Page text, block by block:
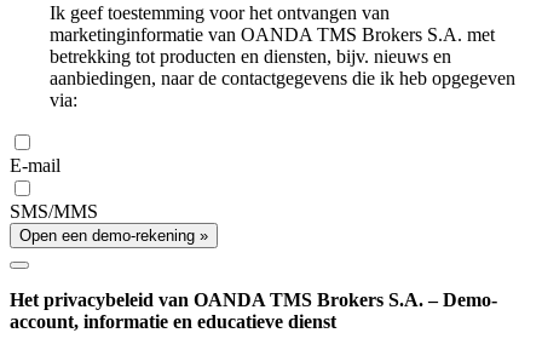
Ik geef toestemming voor het ontvangen van
marketinginformatie van OANDA TMS Brokers S.A. met
betrekking tot producten en diensten, bijv. nieuws en
aanbiedingen, naar de contactgegevens die ik heb opgegeven
via:
E-mail
SMS/MMS
Open een demo-rekening »
Het privacybeleid van OANDA TMS Brokers S.A. – Demo-
account, informatie en educatieve dienst